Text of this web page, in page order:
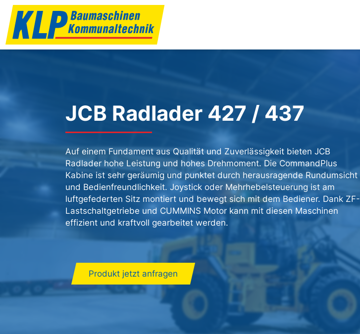
JCB Radlader 427 / 437
Auf einem Fundament aus Qualität und Zuverlässigkeit bieten JCB
Radlader hohe Leistung und hohes Drehmoment. Die CommandPlus
Kabine ist sehr geräumig und punktet durch herausragende Rundumsicht
und Bedienfreundlichkeit. Joystick oder Mehrhebelsteuerung ist am
luftgefederten Sitz montiert und bewegt sich mit dem Bediener. Dank ZF-
Lastschaltgetriebe und CUMMINS Motor kann mit diesen Maschinen
effizient und kraftvoll gearbeitet werden.
Produkt jetzt anfragen